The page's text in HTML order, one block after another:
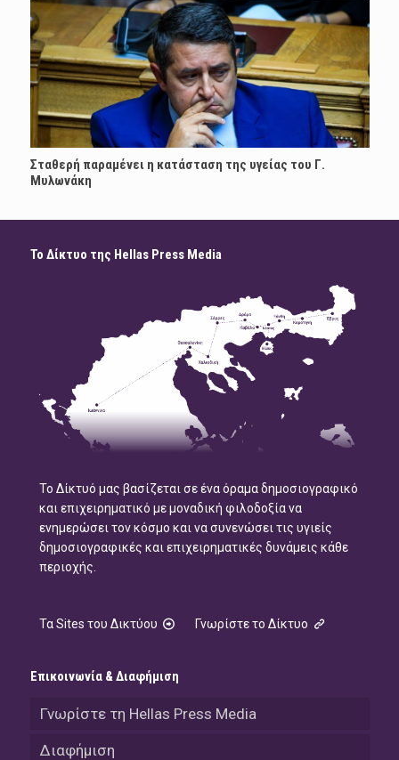
Σταθερή παραμένει η κατάσταση της υγείας του Γ.
Μυλωνάκη
Το Δίκτυο της Hellas Press Media
Το Δίκτυό μας βασίζεται σε ένα όραμα δημοσιογραφικό
και επιχειρηματικό με μοναδική φιλοδοξία να
ενημερώσει τον κόσμο και να συνενώσει τις υγιείς
δημοσιογραφικές και επιχειρηματικές δυνάμεις κάθε
περιοχής.
Τα Sites του Δικτύου Γνωρίστε το Δίκτυο
Επικοινωνία & Διαφήμιση
Γνωρίστε τη Hellas Press Media
Διαφήμιση